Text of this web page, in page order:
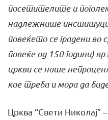
посетителите и
надлежните
повеќето се градени во
повеќе од 150 години)
цркви се наше
кое треба и мора да
Црква “Свети Николај”